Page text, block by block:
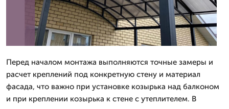
Перед началом монтажа выполняются точные замеры и
расчет креплений под конкретную стену и материал
фасада, что важно при установке козырька над балконом
и при креплении козырька к стене с утеплителем. В